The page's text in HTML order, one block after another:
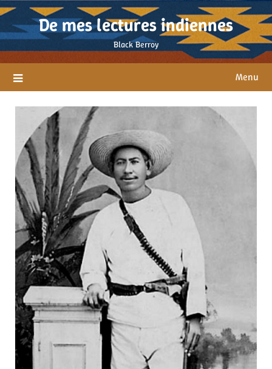
Skip
content
De mes lectures indiennes
Black Berroy
Menu